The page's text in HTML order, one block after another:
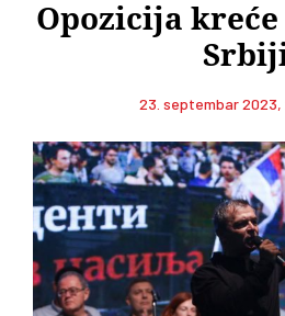
Opozicija
23. septembar 2023,